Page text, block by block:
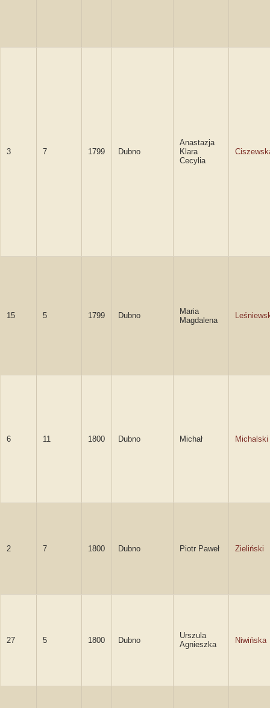
3 7 1799 Dubno
Anastazja
Klara
Cecylia
15 5 1799 Dubno
Maria
Magdalena
6 11 1800 Dubno Michał Michalski
2 7 1800 Dubno Piotr Paweł Zieliński
27 5 1800 Dubno
Urszula
Agnieszka
Niwińska